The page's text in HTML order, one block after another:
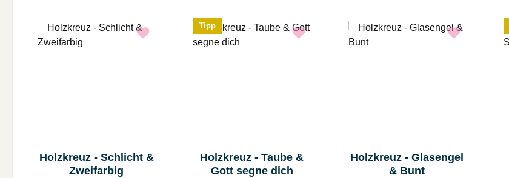
Holzkreuz - Schlicht &
Zweifarbig
Tipp
Holzkreuz - Taube &
Gott segne dich
Holzkreuz - Glasengel
& Bunt